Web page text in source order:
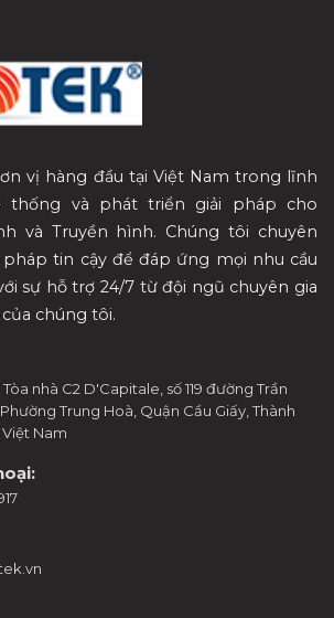
vị hàng đầu tại Việt Nam trong lĩnh
và phát triển giải pháp cho
và Truyền hình. Chúng tôi chuyên
pháp tin cậy để đáp ứng mọi nhu cầu
sự hỗ trợ 24/7 từ đội ngũ chuyên gia
chúng tôi.
nhà C2 D'Capitale, số 119 đường Trần
Trung Hoà, Quận Cầu Giấy, Thành
Nam